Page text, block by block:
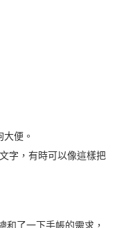
便。
字，有時可以像這樣把
和了一下手帳的需求，